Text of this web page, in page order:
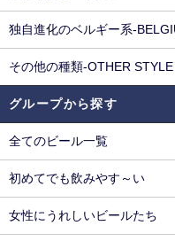
独自進化のベルギー系-
その他の種類-OTHER
グループから探す
全てのビール一覧
初めてでも飲みやす～い
女性にうれしいビールたち